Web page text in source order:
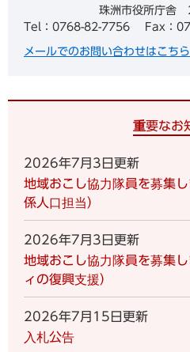
重要なお
2026年7月3日更新
地域おこし協力隊員を募集
係人口担当）
2026年7月3日更新
地域おこし協力隊員を募集
ィの復興支援）
2026年7月15日更新
入札公告
珠洲市役所庁舎
Tel：0768-82-7756
Fax：
メールでのお問い合わせはこちら